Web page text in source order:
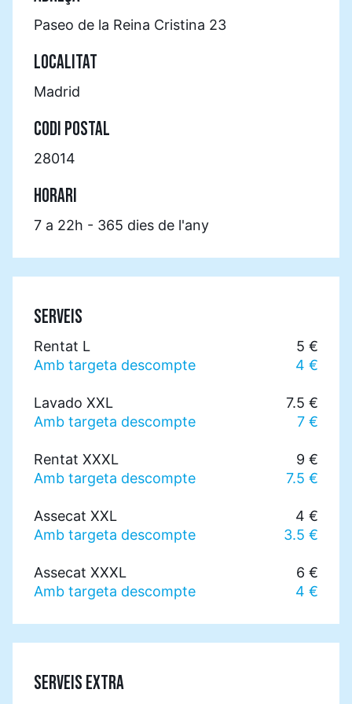
Paseo de la Reina Cristina 23
LOCALITAT
Madrid
CODI POSTAL
28014
HORARI
7 a 22h - 365 dies de l'any
SERVEIS
Rentat L
5 €
Amb targeta descompte
4 €
Lavado XXL
7.5 €
Amb targeta descompte
7 €
Rentat XXXL
9 €
Amb targeta descompte
7.5 €
Assecat XXL
4 €
Amb targeta descompte
3.5 €
Assecat XXXL
6 €
Amb targeta descompte
4 €
SERVEIS EXTRA